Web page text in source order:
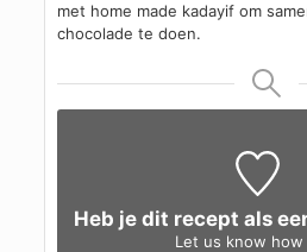
met home made kadayif om
chocolade te doen.
Heb je dit recept als
Let us know how